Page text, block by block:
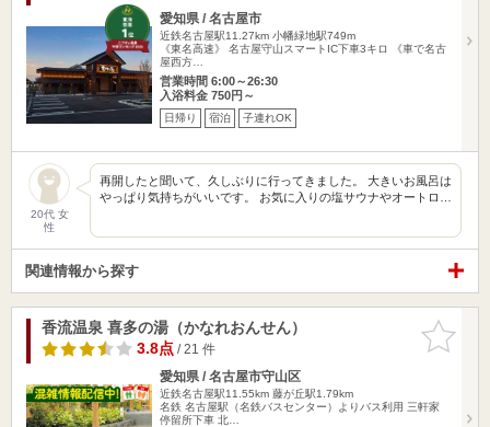
愛知県 / 名古屋市
近鉄名古屋駅11.27km 小幡緑地駅749m
《東名高速》 名古屋守山スマートIC下車3キロ 《車で名古
屋西方…
営業時間 6:00～26:30
入浴料金 750円～
日帰り 宿泊 子連れOK
20代 女
性
再開したと聞いて、久しぶりに行ってきました。 大きいお風呂は
やっぱり気持ちがいいです。 お気に入りの塩サウナやオートロ…
関連情報から探す
お気に入
りに追加
香流温泉 喜多の湯（かなれおんせん）
3.8点/ 21 件
愛知県 / 名古屋市守山区
近鉄名古屋駅11.55km 藤が丘駅1.79km
名鉄 名古屋駅（名鉄バスセンター）よりバス利用 三軒家
停留所下車 北…